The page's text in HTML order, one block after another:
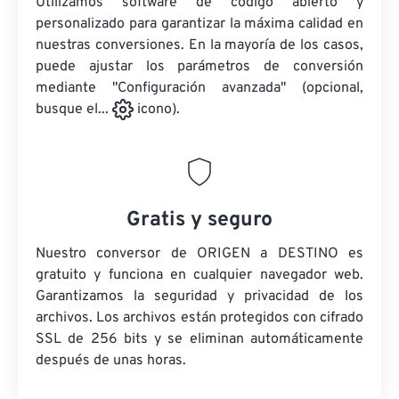
personalizado para garantizar la máxima calidad en
nuestras conversiones. En la mayoría de los casos,
puede ajustar los parámetros de conversión
mediante "Configuración avanzada" (opcional,
busque el...
icono).
Gratis y seguro
Nuestro conversor de ORIGEN a DESTINO es
gratuito y funciona en cualquier navegador web.
Garantizamos la seguridad y privacidad de los
archivos. Los archivos están protegidos con cifrado
SSL de 256 bits y se eliminan automáticamente
después de unas horas.